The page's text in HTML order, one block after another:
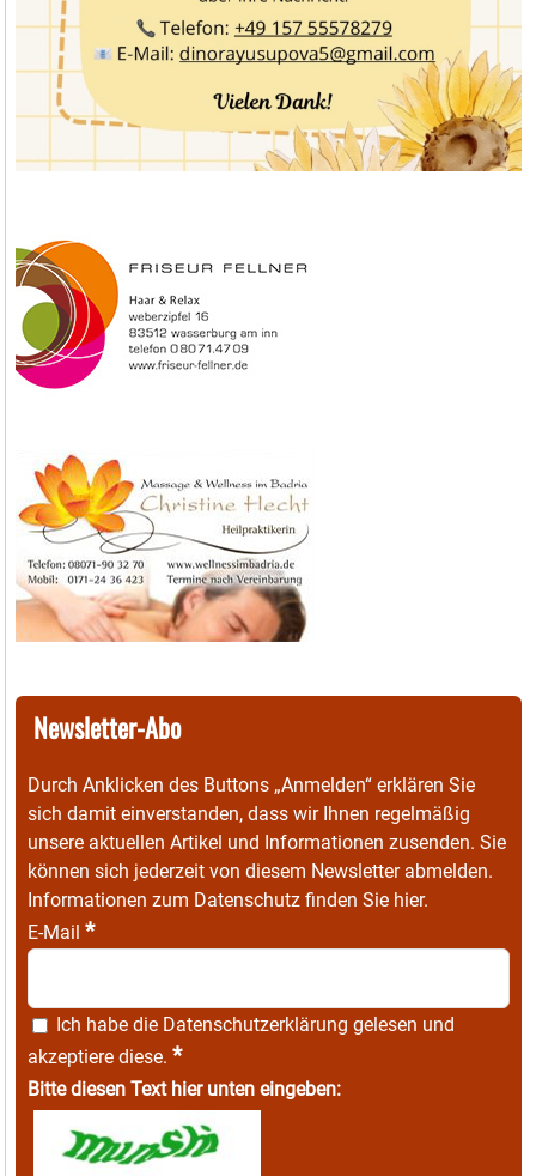
Newsletter-Abo
Durch Anklicken des Buttons „Anmelden“ erklären Sie
sich damit einverstanden, dass wir Ihnen regelmäßig
unsere aktuellen Artikel und Informationen zusenden. Sie
können sich jederzeit von diesem Newsletter abmelden.
Informationen zum Datenschutz finden Sie hier.
E-Mail *
Ich habe die Datenschutzerklärung gelesen und
akzeptiere diese. *
Bitte diesen Text hier unten eingeben: